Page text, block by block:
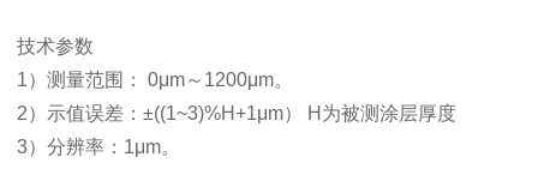
技术参数
1）测量范围： 0μm～1200μm。
2）示值误差：±((1~3)%H+1μm） H为被测涂层厚度
3）分辨率：1μm。